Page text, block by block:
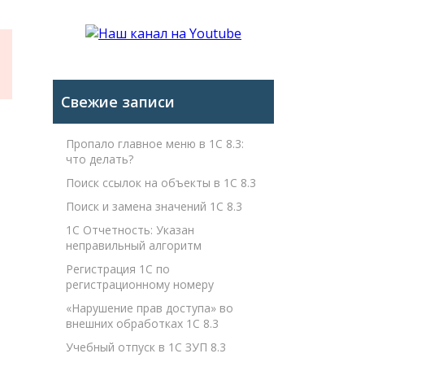
Свежие записи
Пропало главное меню в 1С 8.3:
что делать?
Поиск ссылок на объекты в 1С 8.3
Поиск и замена значений 1С 8.3
1С Отчетность: Указан
неправильный алгоритм
Регистрация 1С по
регистрационному номеру
«Нарушение прав доступа» во
внешних обработках 1С 8.3
Учебный отпуск в 1С ЗУП 8.3